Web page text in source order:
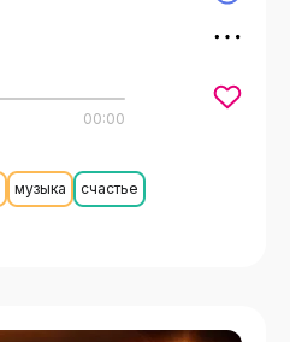
00:00
музыка
счастье